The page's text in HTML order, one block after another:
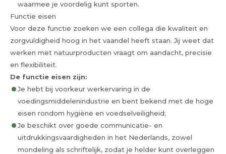
waarmee je voordelig kunt sporten.
Functie eisen
Voor deze functie zoeken we een collega die kwaliteit en
zorgvuldigheid hoog in het vaandel heeft staan. Jij weet dat
werken met natuurproducten vraagt om aandacht, precisie
en flexibiliteit.
De functie eisen zijn:
Je hebt bij voorkeur werkervaring in de
voedingsmiddelenindustrie en bent bekend met de hoge
eisen rondom hygiëne en voedselveiligheid;
Je beschikt over goede communicatie- en
uitdrukkingsvaardigheden in het Nederlands, zowel
mondeling als schriftelijk, zodat je helder kunt overleggen